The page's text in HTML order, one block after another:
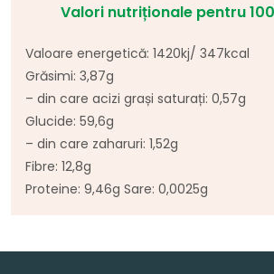
Valori nutriționale pentru
Valoare energetică: 1420kj/ 347kcal
Grăsimi: 3,87g
– din care acizi grași saturați: 0,57g
Glucide: 59,6g
– din care zaharuri: 1,52g
Fibre: 12,8g
Proteine: 9,46g Sare: 0,0025g
Navigare în articole